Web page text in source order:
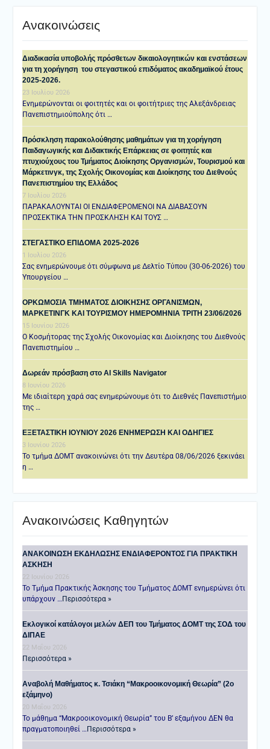
Ανακοινώσεις
Διαδικασία υποβολής πρόσθετων δικαιολογητικών και ενστάσεων
για τη χορήγηση του στεγαστικού επιδόματος ακαδημαϊκού έτους
2025-2026.
23 Ιουλίου 2026
Ενημερώνονται οι φοιτητές και οι φοιτήτριες της Αλεξάνδρειας
Πανεπιστημιούπολης ότι …
Πρόσκληση παρακολούθησης μαθημάτων για τη χορήγηση
Παιδαγωγικής και Διδακτικής Επάρκειας σε φοιτητές και
πτυχιούχους του Τμήματος Διοίκησης Οργανισμών, Τουρισμού και
Μάρκετινγκ, της Σχολής Οικονομίας και Διοίκησης του Διεθνούς
Πανεπιστημίου της Ελλάδος
7 Ιουλίου 2026
ΠΑΡΑΚΑΛΟΥΝΤΑΙ ΟΙ ΕΝΔΙΑΦΕΡΟΜΕΝΟΙ ΝΑ ΔΙΑΒΑΣΟΥΝ
ΠΡΟΣΕΚΤΙΚΑ ΤΗΝ ΠΡΟΣΚΛΗΣΗ ΚΑΙ ΤΟΥΣ …
ΣΤΕΓΑΣΤΙΚΟ ΕΠΙΔΟΜΑ 2025-2026
1 Ιουλίου 2026
Σας ενημερώνουμε ότι σύμφωνα με Δελτίο Τύπου (30-06-2026) του
Υπουργείου …
ΟΡΚΩΜΟΣΙΑ ΤΜΗΜΑΤΟΣ ΔΙΟΙΚΗΣΗΣ ΟΡΓΑΝΙΣΜΩΝ,
ΜΑΡΚΕΤΙΝΓΚ ΚΑΙ ΤΟΥΡΙΣΜΟΥ ΗΜΕΡΟΜΗΝΙΑ TΡΙΤΗ 23/06/2026
15 Ιουνίου 2026
Ο Κοσμήτορας της Σχολής Οικονομίας και Διοίκησης του Διεθνούς
Πανεπιστημίου …
Δωρεάν πρόσβαση στο AI Skills Navigator
8 Ιουνίου 2026
Με ιδιαίτερη χαρά σας ενημερώνουμε ότι το Διεθνές Πανεπιστήμιο
της …
ΕΞΕΤΑΣΤΙΚΗ IOYNIOY 2026 ΕΝΗΜΕΡΩΣΗ ΚΑΙ ΟΔΗΓΙΕΣ
3 Ιουνίου 2026
Το τμήμα ΔΟΜΤ ανακοινώνει ότι την Δευτέρα 08/06/2026 ξεκινάει
η …
Ανακοινώσεις Καθηγητών
ANAKOINΩΣΗ ΕΚΔΗΛΩΣΗΣ ΕΝΔΙΑΦΕΡΟΝΤΟΣ ΓΙΑ ΠΡΑΚΤΙΚΗ
ΑΣΚΗΣΗ
22 Ιουνίου 2026
Το Τμήμα Πρακτικής Άσκησης του Τμήματος ΔΟΜΤ ενημερώνει ότι
υπάρχουν …Περισσότερα »
Εκλογικοί κατάλογοι μελών ΔΕΠ του Τμήματος ΔΟΜΤ της ΣΟΔ του
ΔΙΠΑΕ
22 Μαΐου 2026
Περισσότερα »
Αναβολή Μαθήματος κ. Τσιάκη “Μακροοικονομική Θεωρία” (2ο
εξάμηνο)
20 Μαΐου 2026
Το μάθημα “Μακροοικονομική Θεωρία” του Β’ εξαμήνου ΔΕΝ θα
πραγματοποιηθεί …Περισσότερα »